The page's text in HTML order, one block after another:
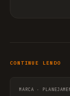
CONTINUE LENDO
MARCA ·